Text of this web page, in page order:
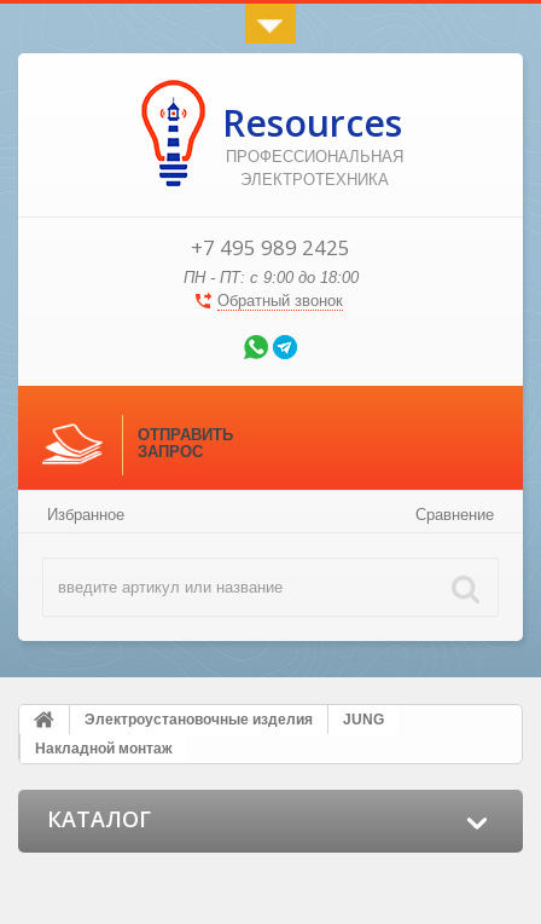
Resources
ПРОФЕССИОНАЛЬНАЯ
ЭЛЕКТРОТЕХНИКА
+7 495 989 2425
ПН - ПТ: с 9:00 до 18:00
Обратный звонок
ОТПРАВИТЬ
ЗАПРОС
Избранное Сравнение
Электроустановочные изделия
JUNG
Накладной монтаж
КАТАЛОГ